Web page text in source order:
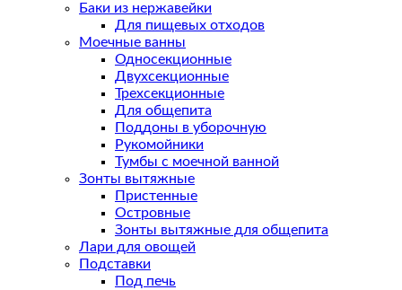
Баки из нержавейки
Для пищевых отходов
Моечные ванны
Односекционные
Двухсекционные
Трехсекционные
Для общепита
Поддоны в уборочную
Рукомойники
Тумбы с моечной ванной
Зонты вытяжные
Пристенные
Островные
Зонты вытяжные для общепита
Лари для овощей
Подставки
Под печь